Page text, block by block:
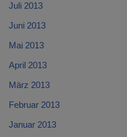
Juli 2013
Juni 2013
Mai 2013
April 2013
März 2013
Februar 2013
Januar 2013